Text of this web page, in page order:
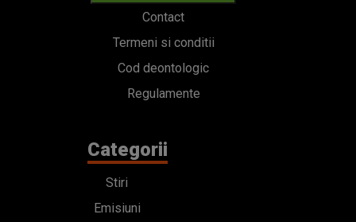
Contact
Termeni si conditii
Cod deontologic
Regulamente
Categorii
Stiri
Emisiuni